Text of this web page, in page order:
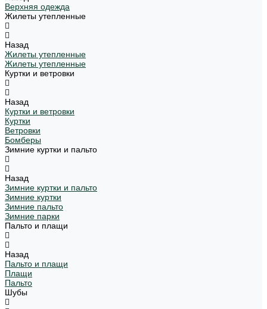
Верхняя одежда
Жилеты утепленные
Назад
Жилеты утепленные
Жилеты утепленные
Куртки и ветровки
Назад
Куртки и ветровки
Куртки
Ветровки
Бомберы
Зимние куртки и пальто
Назад
Зимние куртки и пальто
Зимние куртки
Зимние пальто
Зимние парки
Пальто и плащи
Назад
Пальто и плащи
Плащи
Пальто
Шубы